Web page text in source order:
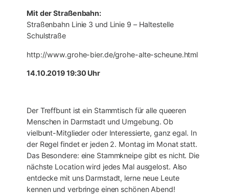
Mit der Straßenbahn:
Straßenbahn Linie 3 und Linie 9 – Haltestelle
Schulstraße
http://www.grohe-bier.de/grohe-alte-scheune.html
14.10.2019 19:30 Uhr
Der Treffbunt ist ein Stammtisch für alle queeren
Menschen in Darmstadt und Umgebung. Ob
vielbunt-Mitglieder oder Interessierte, ganz egal. In
der Regel findet er jeden 2. Montag im Monat statt.
Das Besondere: eine Stammkneipe gibt es nicht. Die
nächste Location wird jedes Mal ausgelost. Also
entdecke mit uns Darmstadt, lerne neue Leute
kennen und verbringe einen schönen Abend!